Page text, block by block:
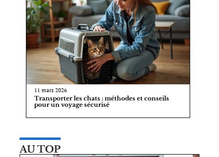
11 mars 2026
Transporter les chats : méthodes et conseils
pour un voyage sécurisé
AU TOP